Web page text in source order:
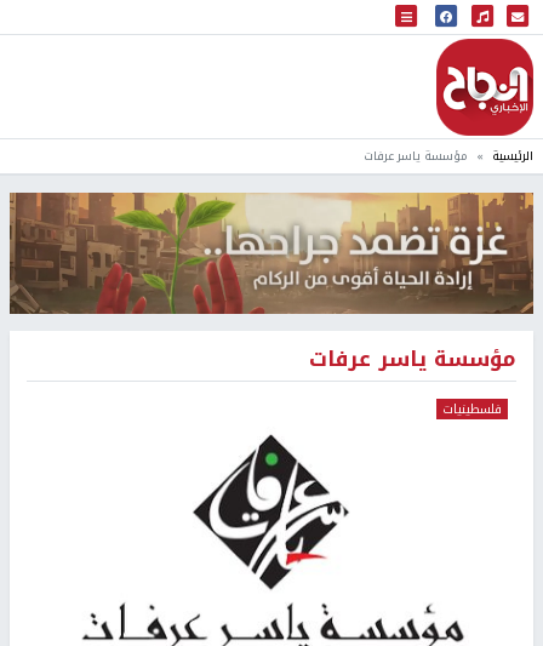
البث المباشر
إذاعة النجاح
الرئيسية مؤسسة ياسر عرفات
مؤسسة ياسر عرفات
فلسطينيات